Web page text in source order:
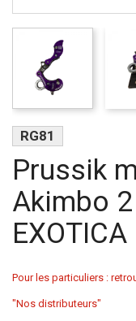
RG81
Prussik
Akimbo 2
EXOTICA
Pour les particuliers :
"Nos distributeurs"